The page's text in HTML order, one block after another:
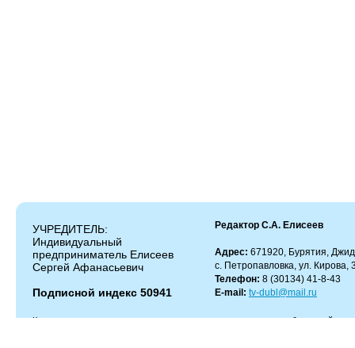
УЧРЕДИТЕЛЬ:
Индивидуальный
предприниматель Елисеев
Сергей Афанасьевич
Подписной индекс 50941
Редактор С.А. Елисеев
Адрес: 671920, Бурятия,
с. Петропавловка, ул. Кирова,
Телефон: 8 (30134) 41-8-43
E-mail: tv-dubl@mail.ru
Копирование и цитирование материалов разрешено только с работающей